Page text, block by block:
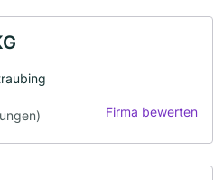
Firma bewerten